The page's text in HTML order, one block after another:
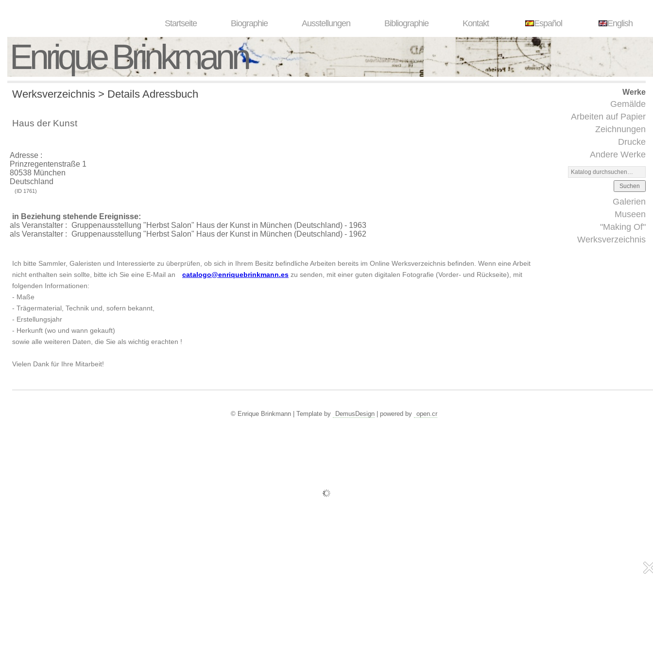
Startseite Biographie Ausstellungen Bibliographie Kontakt Español English
Enrique Brinkmann
Werke
Gemälde
Arbeiten auf Papier
Zeichnungen
Drucke
Andere Werke
Suchen
Galerien
Museen
"Making Of"
Werksverzeichnis
Werksverzeichnis > Details Adressbuch
Haus der Kunst
Adresse :
Prinzregentenstraße 1
80538 München
Deutschland
(ID 1761)
in Beziehung stehende Ereignisse:
als Veranstalter : Gruppenausstellung "Herbst Salon" Haus der Kunst in München (Deutschland) - 1963
als Veranstalter : Gruppenausstellung "Herbst Salon" Haus der Kunst in München (Deutschland) - 1962
Ich bitte Sammler, Galeristen und Interessierte zu überprüfen, ob sich in Ihrem Besitz befindliche Arbeiten bereits im Online Werksverzeichnis befinden. Wenn eine Arbeit
nicht enthalten sein sollte, bitte ich Sie eine E-Mail an
catalogo@enriquebrinkmann.es zu senden, mit einer guten digitalen Fotografie (Vorder- und Rückseite), mit
folgenden Informationen:
- Maße
- Trägermaterial, Technik und, sofern bekannt,
- Erstellungsjahr
- Herkunft (wo und wann gekauft)
sowie alle weiteren Daten, die Sie als wichtig erachten !
Vielen Dank für Ihre Mitarbeit!
© Enrique Brinkmann | Template by DemusDesign| powered by open.cr